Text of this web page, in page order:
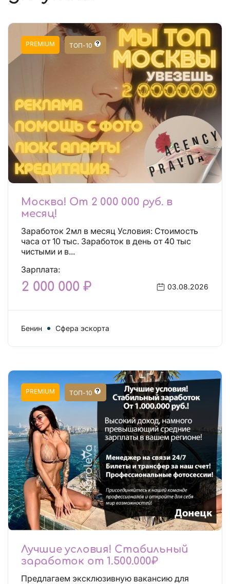
PREMIUM ТОП-10
Москва! От 2 000 000 руб. в
месяц!
Заработок 2мл в месяц Условия: Стоимость
часа от 10 тыс. Заработок в день от 40 тыс
чистыми и в...
Зарплата:
2 000 000 ₽ 03.08.2026
Бенин Сфера эскорта
PREMIUM ТОП-10
Лучшие условия! Стабильный
заработок от 1.500.000₽
Предлагаем эксклюзивную вакансию для